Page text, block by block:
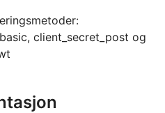
client_secret_post og